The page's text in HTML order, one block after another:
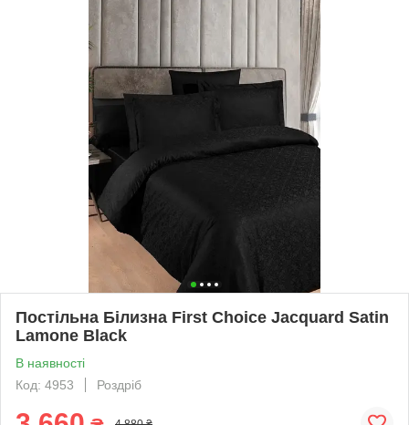
Постільна Білизна First Choice Jacquard Satin
Lamone Black
В наявності
Код: 4953
Роздріб